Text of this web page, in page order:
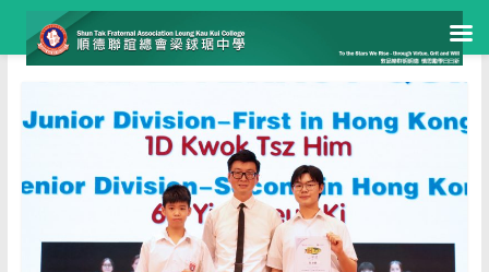
Skip
content